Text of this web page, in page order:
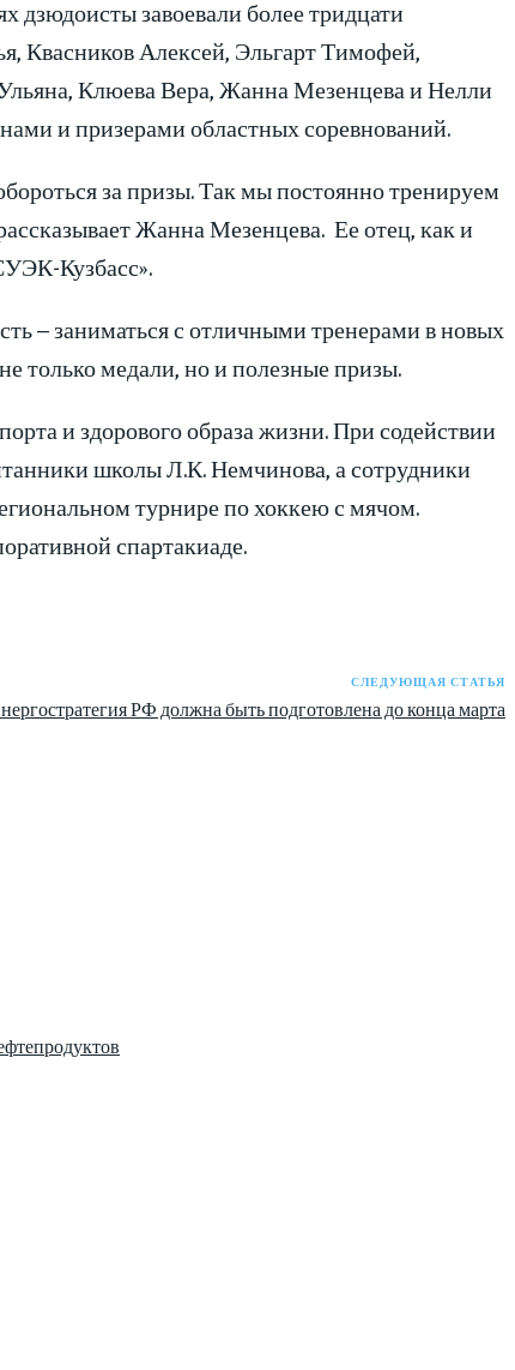
дзюдоисты завоевали более тридцати
Квасников Алексей, Эльгарт Тимофей,
Клюева Вера, Жанна Мезенцева и Нелли
и призерами областных соревнований.
за призы. Так мы постоянно тренируем
Жанна Мезенцева. Ее отец, как и
Кузбасс».
– заниматься с отличными тренерами в новых
только медали, но и полезные призы.
и здорового образа жизни. При содействии
школы Л.К. Немчинова, а сотрудники
турнире по хоккею с мячом.
спартакиаде.
СЛЕДУЮЩАЯ СТАТЬЯ
РФ должна быть подготовлена до конца марта